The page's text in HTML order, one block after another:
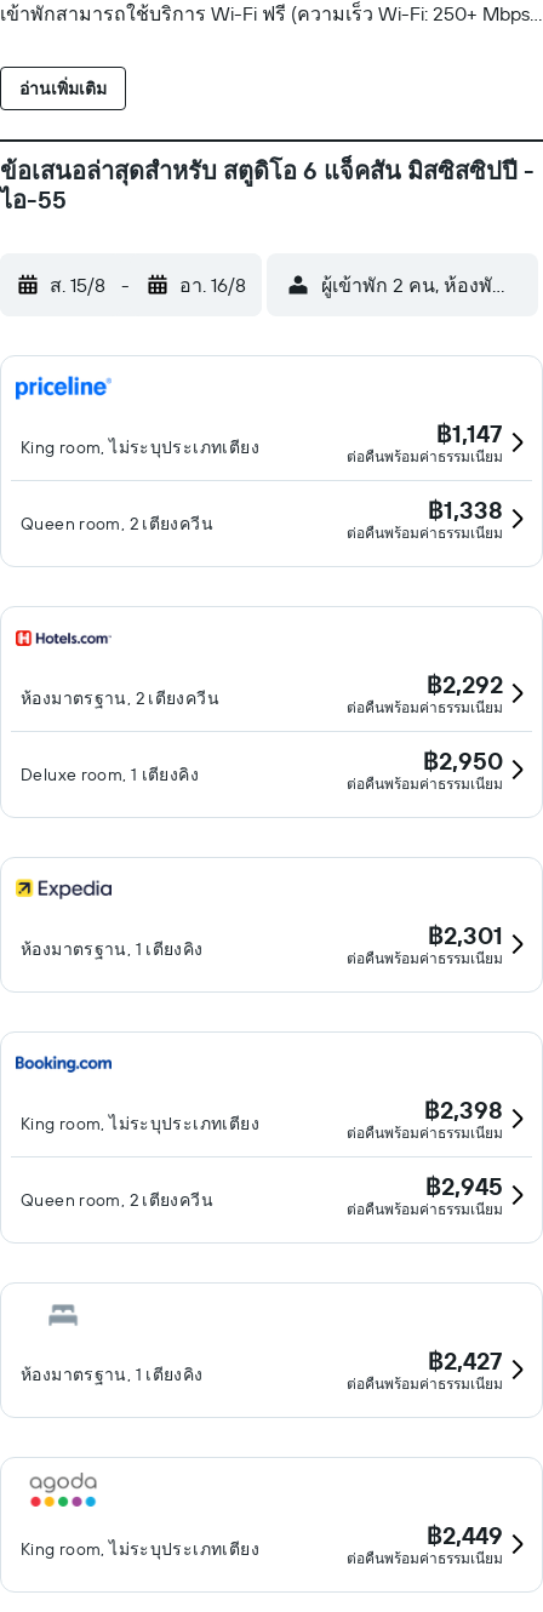
เข้าพักสามารถใช้บริการ Wi-Fi ฟรี (ความเร็ว Wi-Fi: 250+ Mbps
ประกอบด้วยโต๊ะทำงานและเก้าอี้ทำงาน รวมทั้งโทรศัพท์ และมี
โทรภายในประเทศฟรีให้บริการ (อาจมีข้อจำกัด) มีบริการ
อ่านเพิ่มเติม
ข้อเสนอล่าสุดสำหรับ สตูดิโอ 6 แจ็คสัน มิสซิสซิปปี -
ไอ-55
ส. 15/8 - อา. 16/8 ผู้เข้าพัก 2 คน, ห้องพัก 1 ห้
King room, ไม่ระบุประเภทเตียง ฿1,147
ต่อคืนพร้อมค่าธรรมเนียม
Queen room, 2 เตียงควีน ฿1,338
ต่อคืนพร้อมค่าธรรมเนียม
ห้องมาตรฐาน, 2 เตียงควีน ฿2,292
ต่อคืนพร้อมค่าธรรมเนียม
Deluxe room, 1 เตียงคิง ฿2,950
ต่อคืนพร้อมค่าธรรมเนียม
ห้องมาตรฐาน, 1 เตียงคิง ฿2,301
ต่อคืนพร้อมค่าธรรมเนียม
King room, ไม่ระบุประเภทเตียง ฿2,398
ต่อคืนพร้อมค่าธรรมเนียม
Queen room, 2 เตียงควีน ฿2,945
ต่อคืนพร้อมค่าธรรมเนียม
ห้องมาตรฐาน, 1 เตียงคิง ฿2,427
ต่อคืนพร้อมค่าธรรมเนียม
King room, ไม่ระบุประเภทเตียง ฿2,449
ต่อคืนพร้อมค่าธรรมเนียม